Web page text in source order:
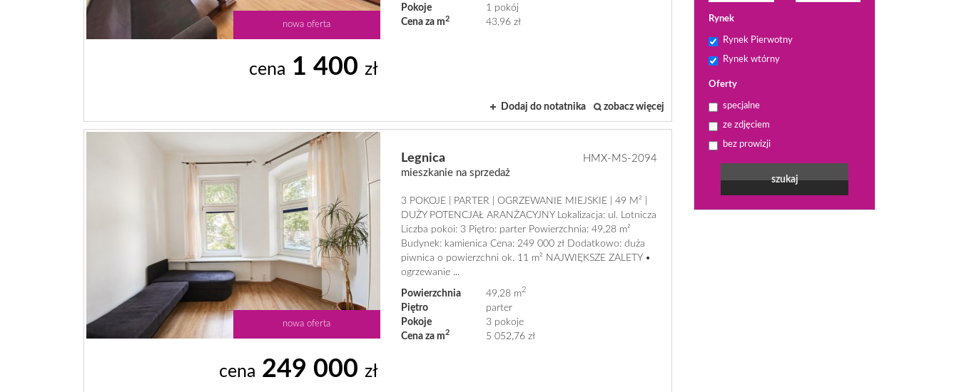
nowa oferta
Pokoje
1 pokój
Cena za m2 43,96 zł
cena 1 400 zł
Dodaj do notatnika zobacz więcej
nowa oferta
Legnica
mieszkanie na sprzedaż
HMX-MS-2094
3 POKOJE | PARTER | OGRZEWANIE MIEJSKIE | 49 M² |
DUŻY POTENCJAŁ ARANŻACYJNY Lokalizacja: ul. Lotnicza
Liczba pokoi: 3 Piętro: parter Powierzchnia: 49,28 m²
Budynek: kamienica Cena: 249 000 zł Dodatkowo: duża
piwnica o powierzchni ok. 11 m² NAJWIĘKSZE ZALETY •
ogrzewanie ...
Powierzchnia 49,28 m2
Piętro
parter
Pokoje
3 pokoje
Cena za m2 5 052,76 zł
cena 249 000 zł
Rynek
Rynek Pierwotny
Rynek wtórny
Oferty
specjalne
ze zdjęciem
bez prowizji